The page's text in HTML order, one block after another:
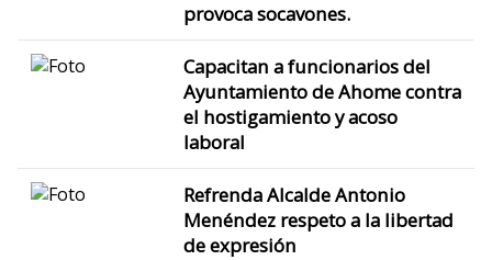
provoca socavones.
Capacitan a funcionarios del
Ayuntamiento de Ahome contra
el hostigamiento y acoso
laboral
Refrenda Alcalde Antonio
Menéndez respeto a la libertad
de expresión